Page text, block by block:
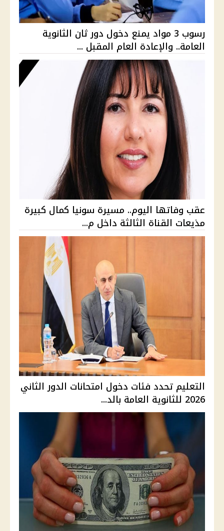
رسوب 3 مواد يمنع دخول دور ثان الثانوية
العامة.. والإعادة العام المقبل ...
عقب وفاتها اليوم.. مسيرة سونيا كمال كبيرة
مذيعات القناة الثالثة داخل م...
التعليم تحدد فئات دخول امتحانات الدور الثاني
2026 للثانوية العامة بالد...